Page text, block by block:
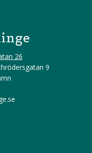
26
9